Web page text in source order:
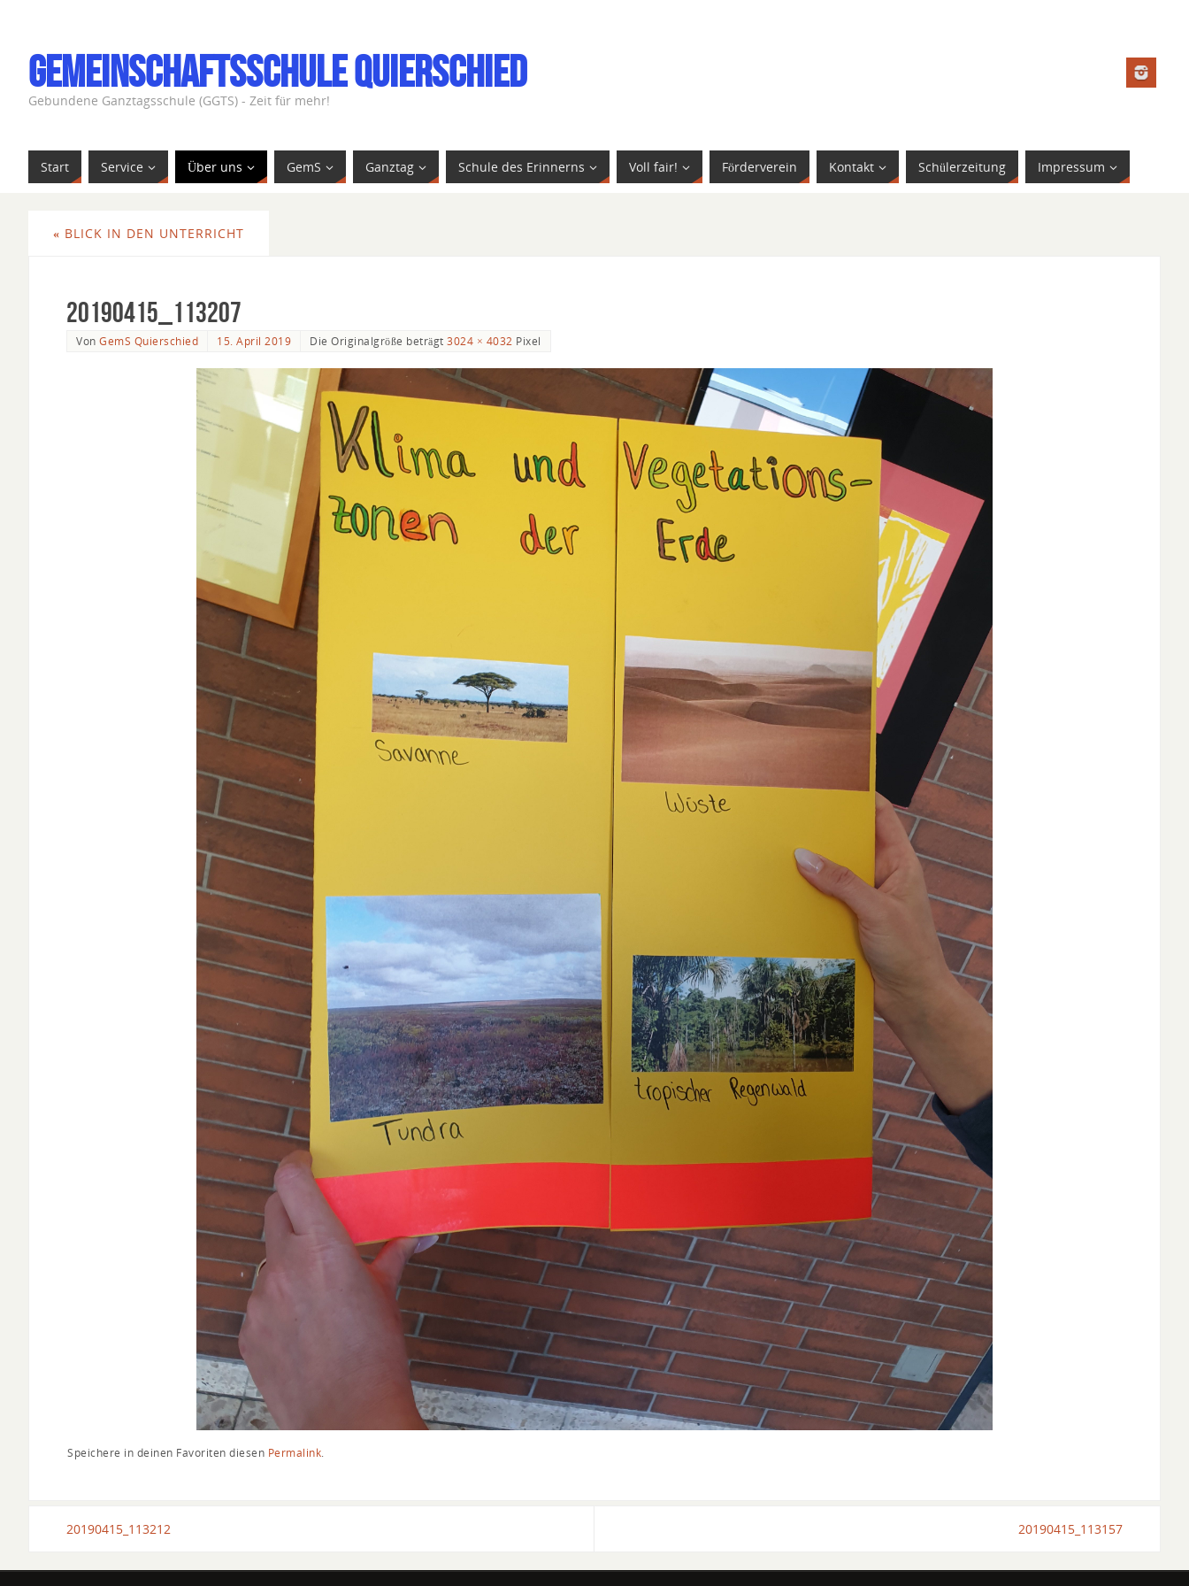
Gemeinschaftsschule Quierschied
Gebundene Ganztagsschule (GGTS) - Zeit für mehr!
Start Service Über uns GemS Ganztag Schule des Erinnerns Voll fair! Förderverein Kontakt Schülerzeitung Impressum
« BLICK IN DEN UNTERRICHT
20190415_113207
Von GemS Quierschied 15. April 2019 Die Originalgröße beträgt 3024 × 4032 Pixel
Speichere in deinen Favoriten diesen Permalink
20190415_113212 20190415_113157